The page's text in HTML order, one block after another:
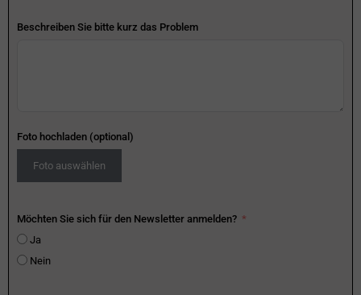
Beschreiben Sie bitte kurz das Problem
Foto hochladen (optional)
Foto auswählen
Möchten Sie sich für den Newsletter anmelden?
Ja
Nein